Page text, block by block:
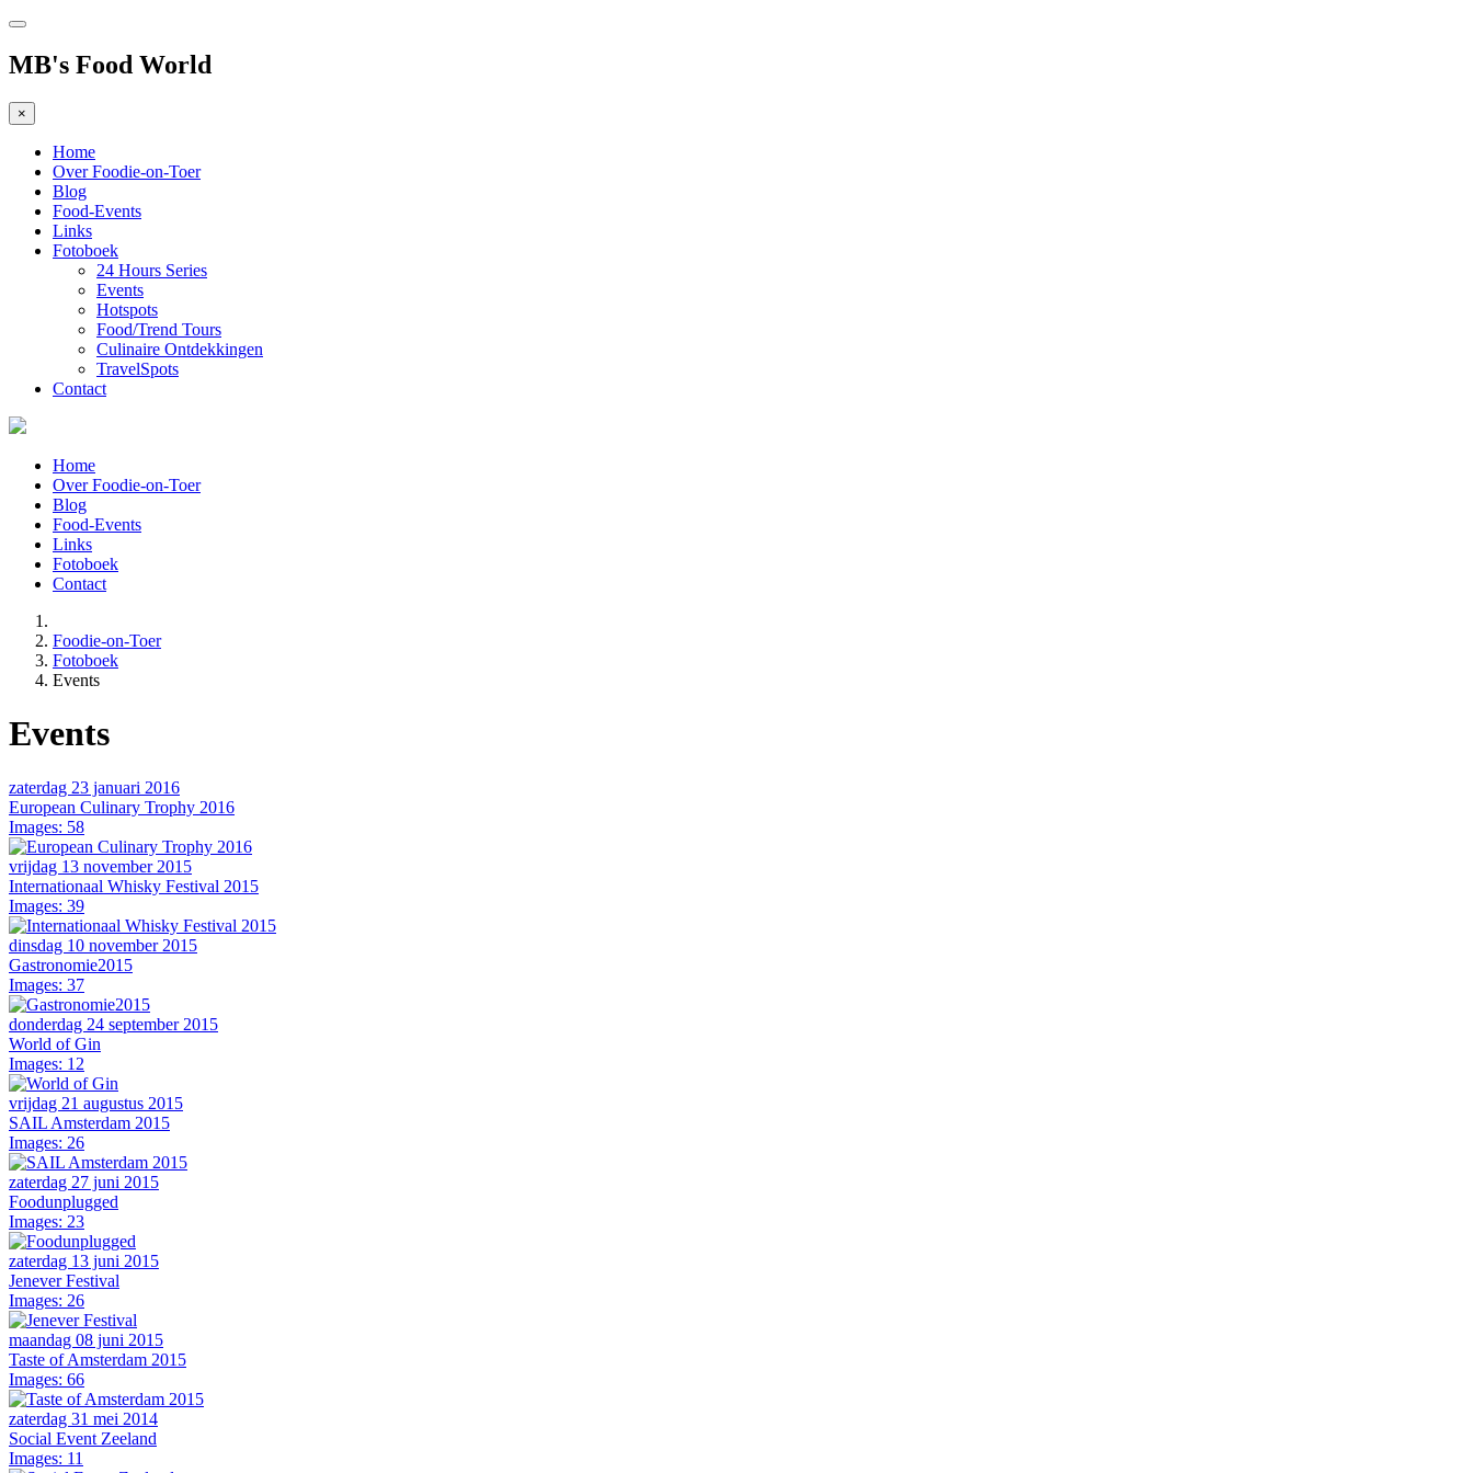
MB's Food World
×
Home
Over Foodie-on-Toer
Blog
Food-Events
Links
Fotoboek
24 Hours Series
Events
Hotspots
Food/Trend Tours
Culinaire Ontdekkingen
TravelSpots
Contact
Home
Over Foodie-on-Toer
Blog
Food-Events
Links
Fotoboek
Contact
Foodie-on-Toer
Fotoboek
Events
Events
zaterdag 23 januari 2016
European Culinary Trophy 2016
Images: 58
vrijdag 13 november 2015
Internationaal Whisky Festival 2015
Images: 39
dinsdag 10 november 2015
Gastronomie2015
Images: 37
donderdag 24 september 2015
World of Gin
Images: 12
vrijdag 21 augustus 2015
SAIL Amsterdam 2015
Images: 26
zaterdag 27 juni 2015
Foodunplugged
Images: 23
zaterdag 13 juni 2015
Jenever Festival
Images: 26
maandag 08 juni 2015
Taste of Amsterdam 2015
Images: 66
zaterdag 31 mei 2014
Social Event Zeeland
Images: 11